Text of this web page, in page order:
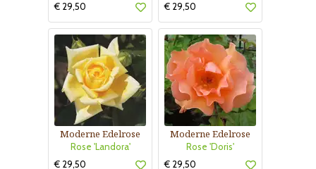
€ 29,50
€ 29,50
Moderne Edelrose
Rose 'Landora'
€ 29,50
Moderne Edelrose
Rose 'Doris'
€ 29,50